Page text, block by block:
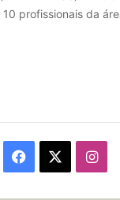
profissionais da
Facebook